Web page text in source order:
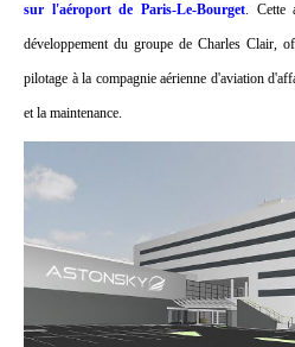
sur l'aéroport de Paris-Le-Bourget. Cette
développement du groupe de Charles Clair,
pilotage à la compagnie aérienne d'aviation
et la maintenance.